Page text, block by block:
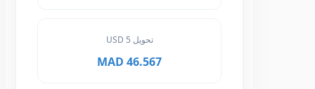
تحويل 5 USD
46.567 MAD